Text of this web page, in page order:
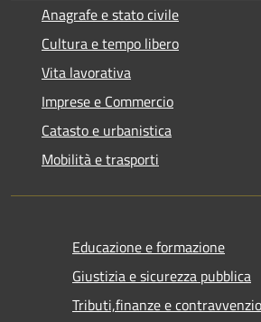
Anagrafe e stato civile
Cultura e tempo libero
Vita lavorativa
Imprese e Commercio
Catasto e urbanistica
Mobilità e trasporti
Educazione e formazione
Giustizia e sicurezza pubblica
Tributi,finanze e